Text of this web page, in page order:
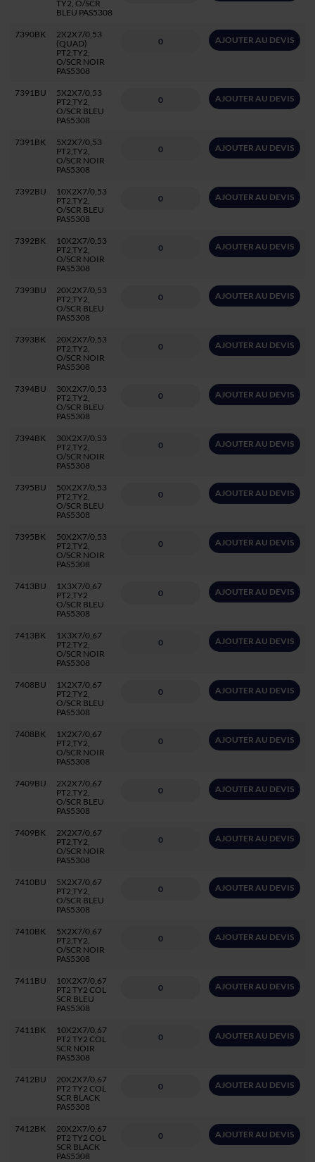
TY2, O/SCR
BLEU PAS5308
7390BK
2X2X7/0,53
(QUAD)
PT2,TY2,
O/SCR NOIR
PAS5308
AJOUTER AU DEVIS
7391BU
5X2X7/0,53
PT2,TY2,
O/SCR BLEU
PAS5308
AJOUTER AU DEVIS
7391BK
5X2X7/0,53
PT2,TY2,
O/SCR NOIR
PAS5308
AJOUTER AU DEVIS
7392BU
10X2X7/0,53
PT2,TY2,
O/SCR BLEU
PAS5308
AJOUTER AU DEVIS
7392BK
10X2X7/0,53
PT2,TY2,
O/SCR NOIR
PAS5308
AJOUTER AU DEVIS
7393BU
20X2X7/0,53
PT2,TY2,
O/SCR BLEU
PAS5308
AJOUTER AU DEVIS
7393BK
20X2X7/0,53
PT2,TY2,
O/SCR NOIR
PAS5308
AJOUTER AU DEVIS
7394BU
30X2X7/0,53
PT2,TY2,
O/SCR BLEU
PAS5308
AJOUTER AU DEVIS
7394BK
30X2X7/0,53
PT2,TY2,
O/SCR NOIR
PAS5308
AJOUTER AU DEVIS
7395BU
50X2X7/0,53
PT2,TY2,
O/SCR BLEU
PAS5308
AJOUTER AU DEVIS
7395BK
50X2X7/0,53
PT2,TY2,
O/SCR NOIR
PAS5308
AJOUTER AU DEVIS
7413BU
1X3X7/0,67
PT2,TY2
O/SCR BLEU
PAS5308
AJOUTER AU DEVIS
7413BK
1X3X7/0,67
PT2,TY2,
O/SCR NOIR
PAS5308
AJOUTER AU DEVIS
7408BU
1X2X7/0,67
PT2,TY2,
O/SCR BLEU
PAS5308
AJOUTER AU DEVIS
7408BK
1X2X7/0,67
PT2,TY2,
O/SCR NOIR
PAS5308
AJOUTER AU DEVIS
7409BU
2X2X7/0,67
PT2,TY2,
O/SCR BLEU
PAS5308
AJOUTER AU DEVIS
7409BK
2X2X7/0,67
PT2,TY2,
O/SCR NOIR
PAS5308
AJOUTER AU DEVIS
7410BU
5X2X7/0,67
PT2,TY2,
O/SCR BLEU
PAS5308
AJOUTER AU DEVIS
7410BK
5X2X7/0,67
PT2,TY2,
O/SCR NOIR
PAS5308
AJOUTER AU DEVIS
7411BU
10X2X7/0,67
PT2 TY2 COL
SCR BLEU
PAS5308
AJOUTER AU DEVIS
7411BK
10X2X7/0,67
PT2 TY2 COL
SCR NOIR
PAS5308
AJOUTER AU DEVIS
7412BU
20X2X7/0,67
PT2 TY2 COL
SCR BLACK
PAS5308
AJOUTER AU DEVIS
7412BK
20X2X7/0,67
PT2 TY2 COL
SCR BLACK
PAS5308
AJOUTER AU DEVIS